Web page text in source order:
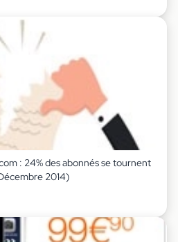
: 24% des abonnés se tournent
2014)